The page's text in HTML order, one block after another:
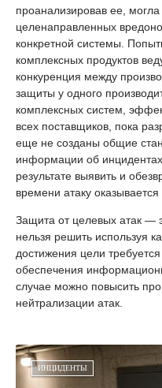
проанализировав ее,
целенаправленных
конкретной системы.
комплексных продуктов
конкуренция между
защиты у одного
комплексных систем,
всех поставщиков, пока
еще не созданы общие
информации об
результате выявить и
времени атаку
Защита от целевых атак —
нельзя решить используя
достижения цели
обеспечения
случае можно повысить
нейтрализации атак.
ИНЦИДЕНТЫ